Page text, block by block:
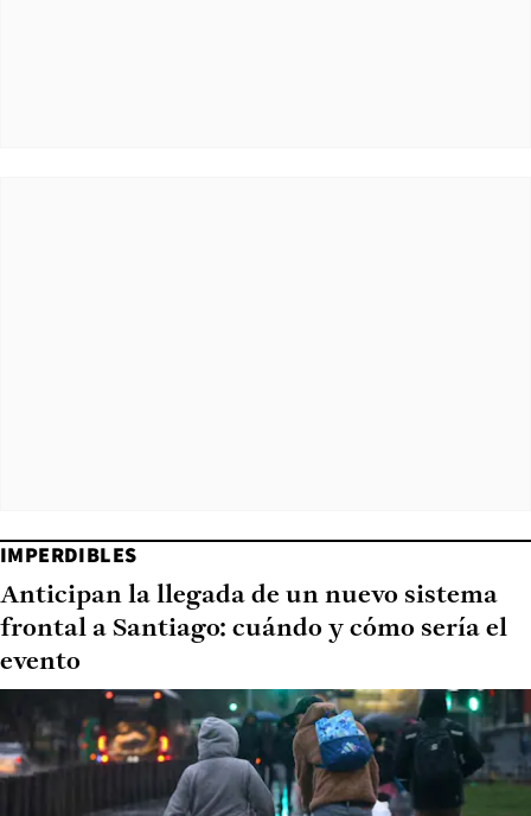
IMPERDIBLES
Anticipan la llegada de un nuevo sistema
frontal a Santiago: cuándo y cómo sería el
evento